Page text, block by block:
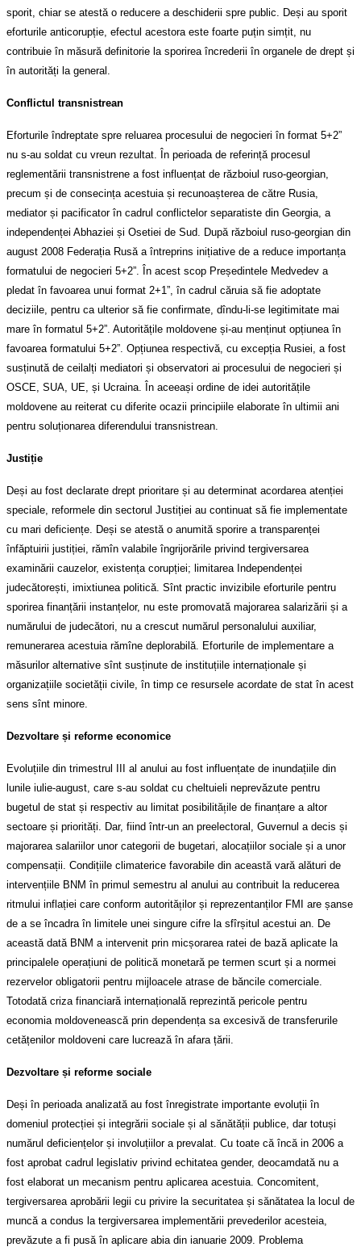
sporit, chiar se atestă o reducere a deschiderii spre public. Deși au sporit
eforturile anticorupție, efectul acestora este foarte puțin simțit, nu
contribuie în măsură definitorie la sporirea încrederii în organele de drept și
în autorități la general.
Conflictul transnistrean
Eforturile îndreptate spre reluarea procesului de negocieri în format 5+2”
nu s-au soldat cu vreun rezultat. În perioada de referință procesul
reglementării transnistrene a fost influențat de războiul ruso-georgian,
precum și de consecința acestuia și recunoașterea de către Rusia,
mediator și pacificator în cadrul conflictelor separatiste din Georgia, a
independenței Abhaziei și Osetiei de Sud. După războiul ruso-georgian din
august 2008 Federația Rusă a întreprins inițiative de a reduce importanța
formatului de negocieri 5+2”. În acest scop Președintele Medvedev a
pledat în favoarea unui format 2+1”, în cadrul căruia să fie adoptate
deciziile, pentru ca ulterior să fie confirmate, dîndu-li-se legitimitate mai
mare în formatul 5+2”. Autoritățile moldovene și-au menținut opțiunea în
favoarea formatului 5+2”. Opțiunea respectivă, cu excepția Rusiei, a fost
susținută de ceilalți mediatori și observatori ai procesului de negocieri și
OSCE, SUA, UE, și Ucraina. În aceeași ordine de idei autoritățile
moldovene au reiterat cu diferite ocazii principiile elaborate în ultimii ani
pentru soluționarea diferendului transnistrean.
Justiție
Deși au fost declarate drept prioritare și au determinat acordarea atenției
speciale, reformele din sectorul Justiției au continuat să fie implementate
cu mari deficiențe. Deși se atestă o anumită sporire a transparenței
înfăptuirii justiției, rămîn valabile îngrijorările privind tergiversarea
examinării cauzelor, existența corupției; limitarea Independenței
judecătorești, imixtiunea politică. Sînt practic invizibile eforturile pentru
sporirea finanțării instanțelor, nu este promovată majorarea salarizării și a
numărului de judecători, nu a crescut numărul personalului auxiliar,
remunerarea acestuia rămîne deplorabilă. Eforturile de implementare a
măsurilor alternative sînt susținute de instituțiile internaționale și
organizațiile societății civile, în timp ce resursele acordate de stat în acest
sens sînt minore.
Dezvoltare și reforme economice
Evoluțiile din trimestrul III al anului au fost influențate de inundațiile din
lunile iulie-august, care s-au soldat cu cheltuieli neprevăzute pentru
bugetul de stat și respectiv au limitat posibilitățile de finanțare a altor
sectoare și priorități. Dar, fiind într-un an preelectoral, Guvernul a decis și
majorarea salariilor unor categorii de bugetari, alocațiilor sociale și a unor
compensații. Condițiile climaterice favorabile din această vară alături de
intervențiile BNM în primul semestru al anului au contribuit la reducerea
ritmului inflației care conform autorităților și reprezentanților FMI are șanse
de a se încadra în limitele unei singure cifre la sfîrșitul acestui an. De
această dată BNM a intervenit prin micșorarea ratei de bază aplicate la
principalele operațiuni de politică monetară pe termen scurt și a normei
rezervelor obligatorii pentru mijloacele atrase de băncile comerciale.
Totodată criza financiară internațională reprezintă pericole pentru
economia moldovenească prin dependența sa excesivă de transferurile
cetățenilor moldoveni care lucrează în afara țării.
Dezvoltare și reforme sociale
Deși în perioada analizată au fost înregistrate importante evoluții în
domeniul protecției și integrării sociale și al sănătății publice, dar totuși
numărul deficiențelor și involuțiilor a prevalat. Cu toate că încă in 2006 a
fost aprobat cadrul legislativ privind echitatea gender, deocamdată nu a
fost elaborat un mecanism pentru aplicarea acestuia. Concomitent,
tergiversarea aprobării legii cu privire la securitatea și sănătatea la locul de
muncă a condus la tergiversarea implementării prevederilor acesteia,
prevăzute a fi pusă în aplicare abia din ianuarie 2009. Problema